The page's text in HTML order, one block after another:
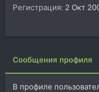
Регистрация 2 Окт
Сообщения профиля
В профиле